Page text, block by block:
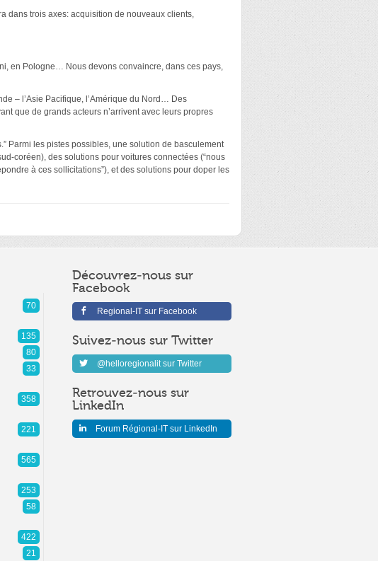
dans trois axes: acquisition de nouveaux clients,
en Pologne… Nous devons convaincre, dans ces pays,
– l’Asie Pacifique, l’Amérique du Nord… Des
que de grands acteurs n’arrivent avec leurs propres
Parmi les pistes possibles, une solution de basculement
coréen), des solutions pour voitures connectées (“nous
à ces sollicitations”), et des solutions pour doper les
Découvrez-nous sur
Facebook
Regional-IT sur Facebook
Suivez-nous sur Twitter
@helloregionalit sur Twitter
Retrouvez-nous sur
LinkedIn
Forum Régional-IT sur LinkedIn
70
135
80
33
358
221
565
253
58
422
21